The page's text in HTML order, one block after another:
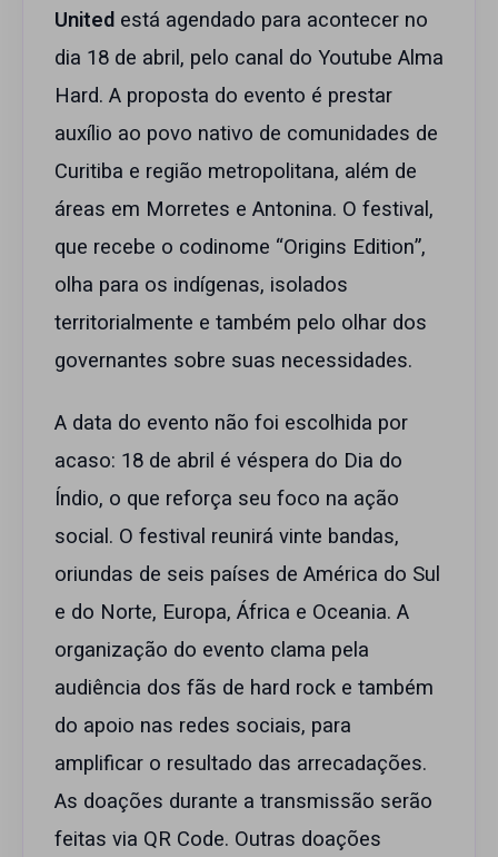
United está agendado para acontecer no
dia 18 de abril, pelo canal do Youtube Alma
Hard. A proposta do evento é prestar
auxílio ao povo nativo de comunidades de
Curitiba e região metropolitana, além de
áreas em Morretes e Antonina. O festival,
que recebe o codinome “Origins Edition”,
olha para os indígenas, isolados
territorialmente e também pelo olhar dos
governantes sobre suas necessidades.
A data do evento não foi escolhida por
acaso: 18 de abril é véspera do Dia do
Índio, o que reforça seu foco na ação
social. O festival reunirá vinte bandas,
oriundas de seis países de América do Sul
e do Norte, Europa, África e Oceania. A
organização do evento clama pela
audiência dos fãs de hard rock e também
do apoio nas redes sociais, para
amplificar o resultado das arrecadações.
As doações durante a transmissão serão
feitas via QR Code. Outras doações